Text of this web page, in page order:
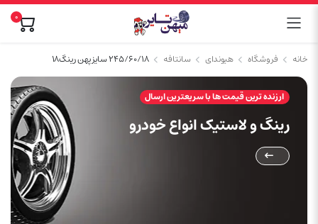
0
خانه فروشگاه هیوندای سانتافه ۲۴۵/۶۰/۱۸ سایز پهن رینگ۱۸
ارزنده ترین قیمت ها با سریعترین ارسال
رینگ و لاستیک انواع خودرو